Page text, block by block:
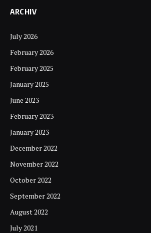
ARCHIV
July 2026
February 2026
February 2025
January 2025
June 2023
February 2023
January 2023
December 2022
November 2022
October 2022
September 2022
August 2022
July 2021